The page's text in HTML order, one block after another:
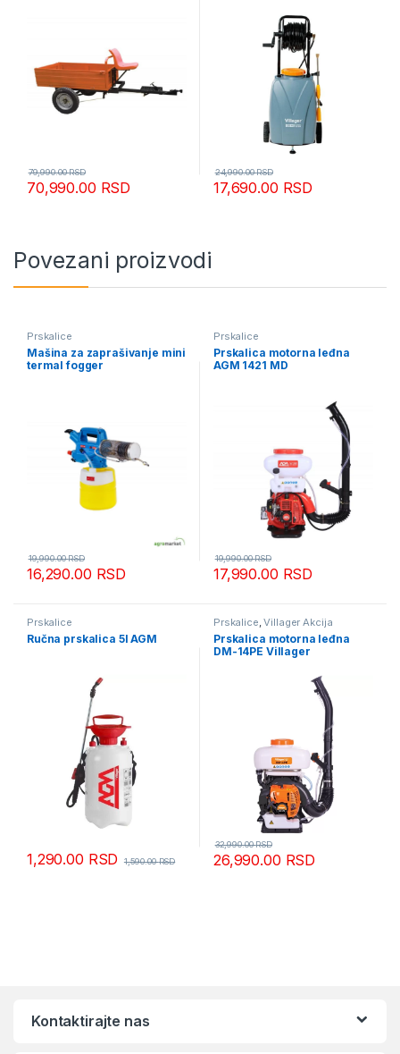
70,990.00 RSD
79,990.00RSD
17,690.00 RSD
24,990.00RSD
Povezani proizvodi
Prskalice
Mašina za zaprašivanje mini
termal fogger
16,290.00 RSD
19,990.00RSD
Prskalice
Prskalica motorna leđna
AGM 1421 MD
17,990.00 RSD
19,990.00RSD
Prskalice
Ručna prskalica 5l AGM
1,290.00 RSD 1,590.00RSD
Prskalice,Villager Akcija
Prskalica motorna leđna
DM-14PE Villager
26,990.00 RSD
32,990.00RSD
Kontaktirajte nas